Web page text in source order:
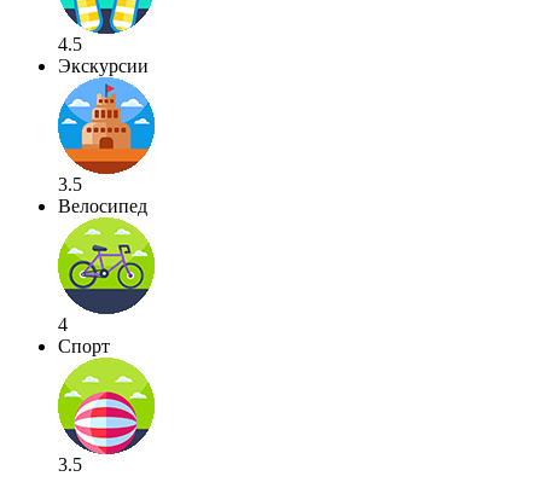
4.5
Экскурсии
3.5
Велосипед
4
Спорт
3.5